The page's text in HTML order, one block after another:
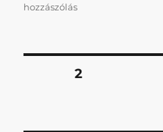
hozzászólásHova
Kispestet?
Bejegyzések
OLDAL2